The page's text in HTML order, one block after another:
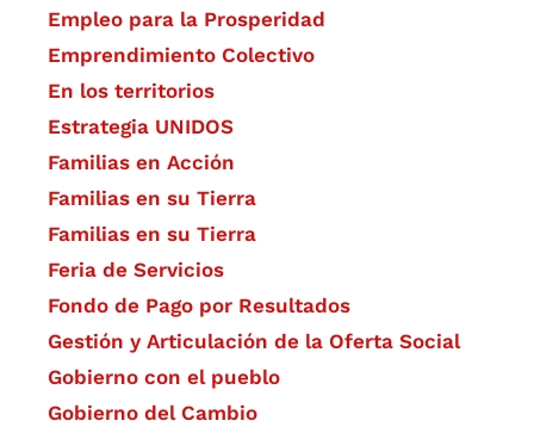
Empleo para la Prosperidad
Emprendimiento Colectivo
En los territorios
Estrategia UNIDOS
Familias en Acción
Familias en su Tierra
Familias en su Tierra
Feria de Servicios
Fondo de Pago por Resultados
Gestión y Articulación de la Oferta Social
Gobierno con el pueblo
Gobierno del Cambio